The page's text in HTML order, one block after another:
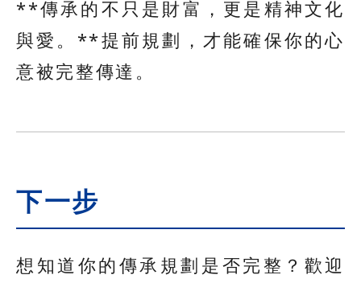
**傳承的不只是財富，更是精神文化
與愛。**提前規劃，才能確保你的心
意被完整傳達。
下一步
想知道你的傳承規劃是否完整？歡迎